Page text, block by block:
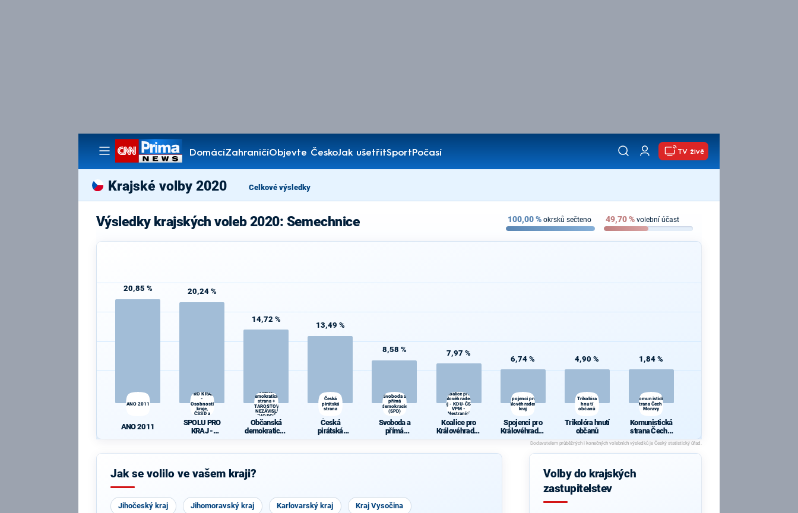
DomácíZahraničíObjevte ČeskoJak ušetřitSportPočasí
Pořady
TV živě
Krajské volby 2020 Celkové výsledky
Výsledky krajských voleb 2020: Semechnice 100,00% okrsků sečteno 49,70% volební účast
20,85 %
ANO 2011
ANO 2011
20,24 %
PRO KRAJ
-
Osobnosti
kraje,
ČSSD a
SPOLU PRO
KRAJ -
Zelení
14,72 %
Občanská
demokratická
strana +
STAROSTOVÉ
A NEZÁVISLÍ a
VÝCHODOČEŠI
Občanská
demokratická
A NEZÁVISLÍ
VÝCHODOČE
13,49 %
Česká
pirátská
strana
Česká
pirátská
8,58 %
Svoboda a
přímá
demokracie
(SPD)
Svoboda a
přímá
7,97 %
Koalice pro
Královéhradecký
kraj - KDU-ČSL -
VPM -
Nestraníci
Koalice pro
Královéhradec
ký kraj - KDU-
Nestraníci
6,74 %
Spojenci pro
Královéhradecký
kraj
Spojenci pro
Královéhradec
ký kraj
4,90 %
Trikolóra
hnutí
občanů
Trikolóra hnutí
občanů
1,84 %
Komunistická
strana Čech a
Moravy
Komunistická
strana Čech a
Moravy
Jak se volilo ve vašem kraji?
Jihočeský kraj Jihomoravský kraj Karlovarský kraj Kraj Vysočina
Volby do krajských
zastupitelstev